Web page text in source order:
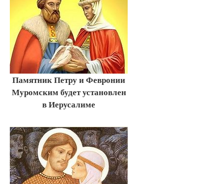
Памятник Петру и Февронии
Муромским будет установлен
в Иерусалиме